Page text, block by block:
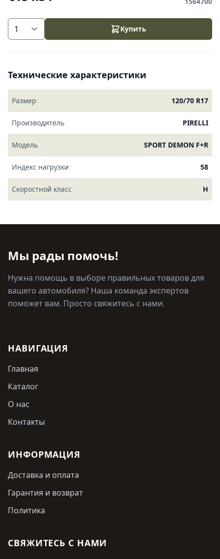
Купить
Технические характеристики
Размер 120/70 R17
Производитель PIRELLI
Модель SPORT DEMON F+R
Индекс нагрузки 58
Скоростной класс H
Мы рады помочь!
Нужна помощь в выборе правильных товаров для
вашего автомобиля? Наша команда экспертов
поможет вам. Просто свяжитесь с нами.
НАВИГАЦИЯ
Главная
Каталог
О нас
Контакты
ИНФОРМАЦИЯ
Доставка и оплата
Гарантия и возврат
Политика
СВЯЖИТЕСЬ С НАМИ